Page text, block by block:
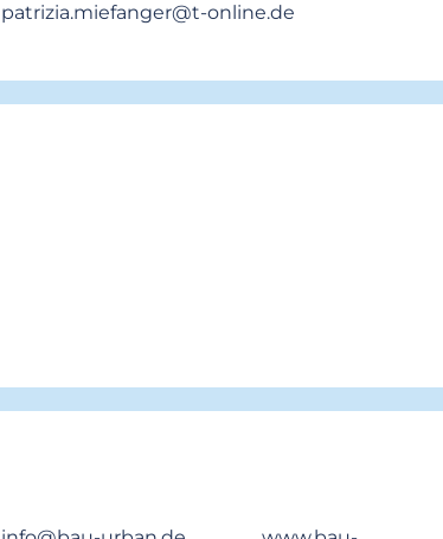
patrizia.miefanger@t-online.de